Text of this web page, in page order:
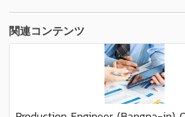
関連コンテンツ